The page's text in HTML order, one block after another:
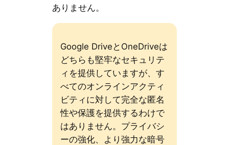
ありません。
Google DriveとOneDriveは
どちらも堅牢なセキュリテ
ィを提供していますが、す
べてのオンラインアクティ
ビティに対して完全な匿名
性や保護を提供するわけで
はありません。プライバシ
ーの強化、より強力な暗号